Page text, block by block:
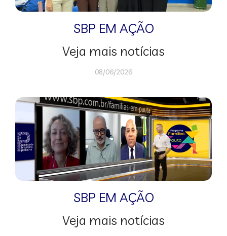
SBP EM AÇÃO
Veja mais notícias
08/06/2026
SBP EM AÇÃO
Veja mais notícias